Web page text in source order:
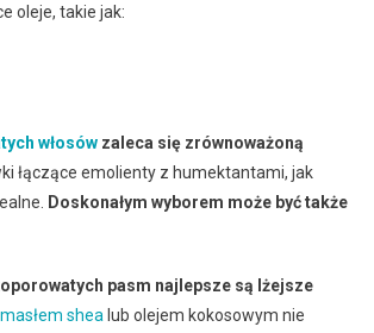
oleje, takie jak:
włosówzaleca się zrównoważoną
łączące emolienty z humektantami, jak
Doskonałym wyborem może być także
pasm najlepsze są lżejsze
masłem shea lub olejem kokosowym nie